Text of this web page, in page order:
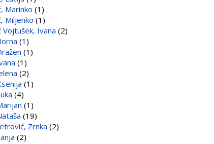
Marinko (1)
Miljenko (1)
Vojtušek, Ivana (2)
(1)
(1)
(1)
(2)
(1)
(4)
(1)
(19)
Zrnka (2)
(2)